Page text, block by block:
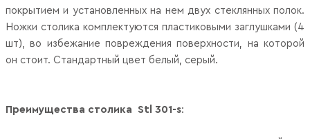
покрытием и установленных на нем двух стеклянных полок.
Ножки столика комплектуются пластиковыми заглушками (4
шт), во избежание повреждения поверхности, на которой
он стоит. Стандартный цвет белый, серый.
Преимущества столика Stl 301-s: